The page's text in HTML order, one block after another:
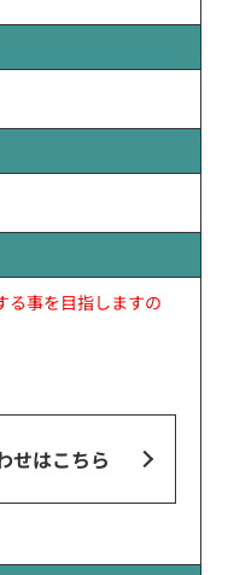
事を目指しますの
せはこちら